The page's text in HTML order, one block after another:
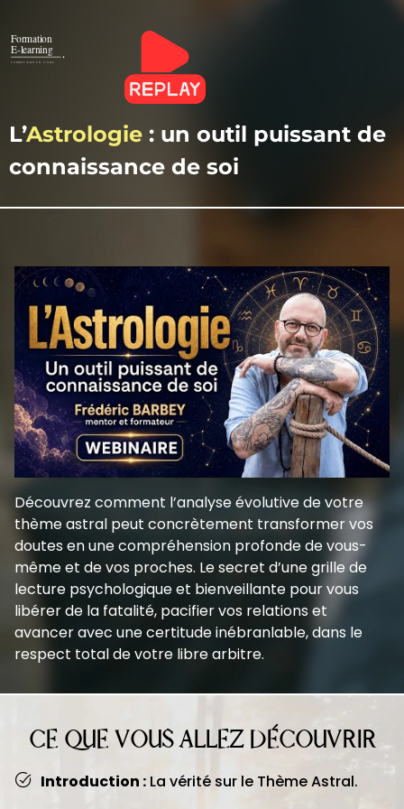
L’Astrologie : un outil puissant de
connaissance de soi
Découvrez comment l’analyse évolutive de votre
thème astral peut concrètement transformer vos
doutes en une compréhension profonde de vous-
même et de vos proches. Le secret d’une grille de
lecture psychologique et bienveillante pour vous
libérer de la fatalité, pacifier vos relations et
avancer avec une certitude inébranlable, dans le
respect total de votre libre arbitre.
CE QUE VOUS ALLEZ DÉCOUVRIR
Introduction : La vérité sur le Thème Astral.